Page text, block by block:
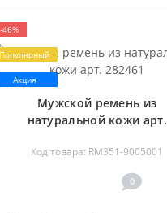
-46%
Популярный
Акция
Мужской ремень из
натуральной кожи арт.
Код товара: RM351-9005001
0